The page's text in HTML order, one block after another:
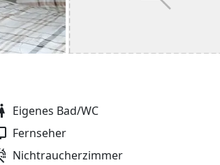
Eigenes Bad/WC
Fernseher
Nichtraucherzimmer